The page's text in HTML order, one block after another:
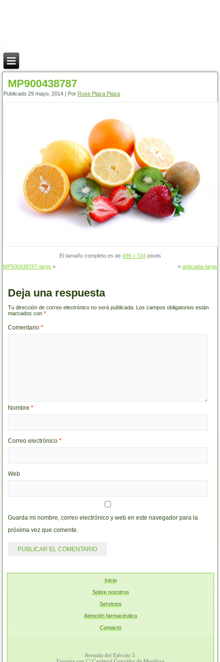
MP900438787
Publicado 29 mayo, 2014 Por Rose Plaza Plaza
El tamaño completo es de 499 × 334pixels
MP900438787-large » « anticaida-large
Deja una respuesta
Tu dirección de correo electrónico no será publicada. Los campos obligatorios están
marcados con*
Comentario*
Nombre*
Correo electrónico*
Web
Guarda mi nombre, correo electrónico y web en este navegador para la
próxima vez que comente.
Inicio
Sobre nosotros
Servicios
Atención farmacéutica
Contacto
Avenida del Ejército 5